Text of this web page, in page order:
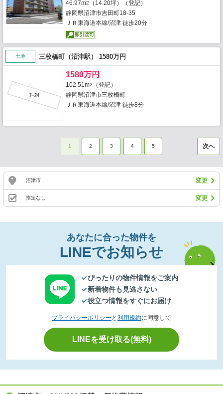
46.97m2
（14.20坪）（登記）
静岡県沼津市吉田町18-35
ＪＲ東海道本線/沼津 徒歩20分
土地 三枚橋町（沼津駅） 1580万円
1580万円
102.51m2
（登記）
静岡県沼津市三枚橋町
ＪＲ東海道本線/沼津 徒歩8分
1 2 3 4 5 次へ
沼津市 変更
指定なし 変更
あなたに合った物件を
LINEでお知らせ
ぴったりの物件情報をご案内
新着物件も見逃さない
役立つ情報をすぐにお届け
プライバシーポリシー と 利用規約に同意して
LINEを受け取る(無料)